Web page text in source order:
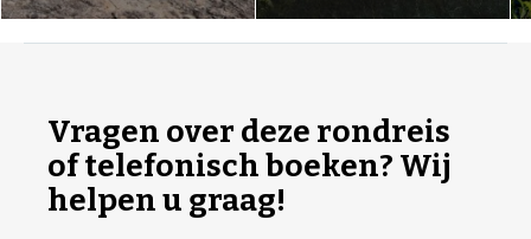
Vragen over deze rondreis
of telefonisch boeken? Wij
helpen u graag!